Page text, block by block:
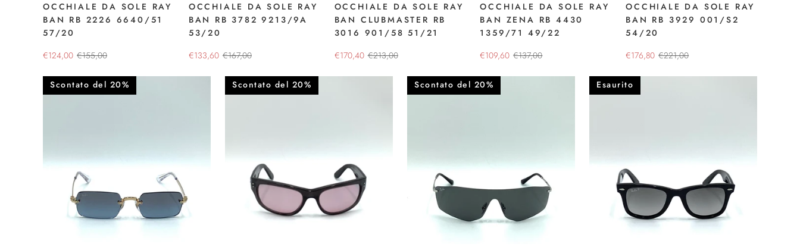
OCCHIALE DA SOLE RAY
BAN RB 2226 6640/51
57/20
€124,00 €155,00
OCCHIALE DA SOLE RAY
BAN RB 3782 9213/9A
53/20
€133,60 €167,00
OCCHIALE DA SOLE RAY
BAN CLUBMASTER RB
3016 901/58 51/21
€170,40 €213,00
OCCHIALE DA SOLE RAY
BAN ZENA RB 4430
1359/71 49/22
€109,60 €137,00
OCCHIALE DA SOLE RAY
BAN RB 3929 001/S2
54/20
€176,80 €221,00
Scontato del 20% Scontato del 20% Scontato del 20% Esaurito